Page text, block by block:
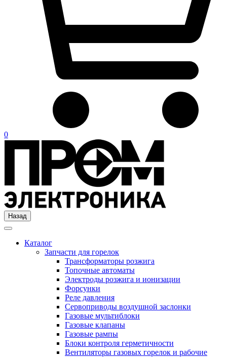
0
Назад
Каталог
Запчасти для горелок
Трансформаторы розжига
Топочные автоматы
Электроды розжига и ионизации
Форсунки
Реле давления
Сервоприводы воздушной заслонки
Газовые мультиблоки
Газовые клапаны
Газовые рампы
Блоки контроля герметичности
Вентиляторы газовых горелок и рабочие